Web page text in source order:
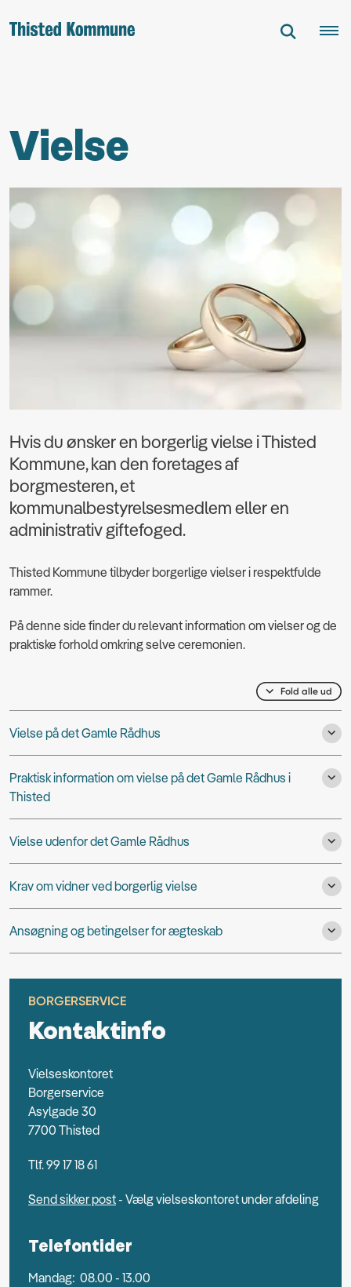
Vielse
Hvis du ønsker en borgerlig vielse i Thisted
Kommune, kan den foretages af
borgmesteren, et
kommunalbestyrelsesmedlem eller en
administrativ giftefoged.
Thisted Kommune tilbyder borgerlige vielser i respektfulde
rammer.
På denne side finder du relevant information om vielser og de
praktiske forhold omkring selve ceremonien.
Fold alle ud
Vielse på det Gamle Rådhus
Praktisk information om vielse på det Gamle Rådhus i
Thisted
Vielse udenfor det Gamle Rådhus
Krav om vidner ved borgerlig vielse
Ansøgning og betingelser for ægteskab
BORGERSERVICE
Kontaktinfo
Vielseskontoret
Borgerservice
Asylgade 30
7700 Thisted
Tlf. 99 17 18 61
Send sikker post- Vælg vielseskontoret under afdeling
Telefontider
Mandag: 08.00 - 13.00